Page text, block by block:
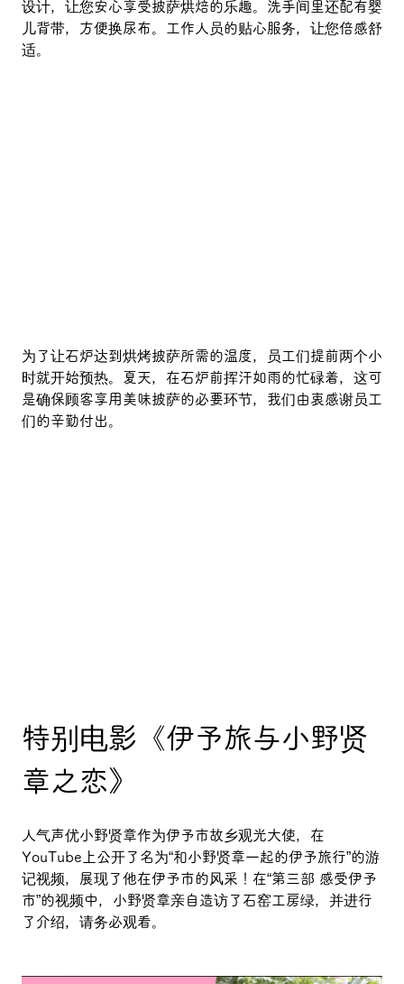
设计，让您安心享受披萨烘焙的乐趣。洗手间里还配有婴
儿背带，方便换尿布。工作人员的贴心服务，让您倍感舒
适。
为了让石炉达到烘烤披萨所需的温度，员工们提前两个小
时就开始预热。夏天，在石炉前挥汗如雨的忙碌着，这可
是确保顾客享用美味披萨的必要环节，我们由衷感谢员工
们的辛勤付出。
特别电影《伊予旅与小野贤
章之恋》
人气声优小野贤章作为伊予市故乡观光大使，在
YouTube上公开了名为“和小野贤章一起的伊予旅行”的游
记视频，展现了他在伊予市的风采！在“第三部 感受伊予
市”的视频中，小野贤章亲自造访了石窑工房绿，并进行
了介绍，请务必观看。